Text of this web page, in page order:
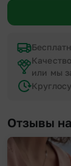
или мы
Отзывы